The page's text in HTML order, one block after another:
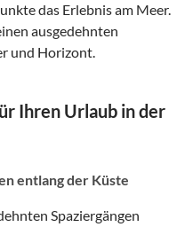
das Erlebnis am Meer.
ausgedehnten
und Horizont.
Ihren Urlaub in der
entlang der Küste
Spaziergängen